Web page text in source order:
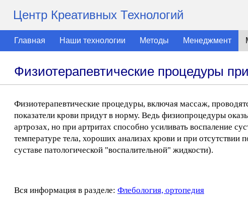
Центр Креативных Технологий
Главная Наши технологии Методы Менеджмент
Физиотерапевтические процедуры
Физиотерапевтические процедуры, включая массаж,
показатели крови придут в норму. Ведь физиопроцедуры
артрозах, но при артритах способно усиливать воспаление
температуре тела, хороших анализах крови и при отсутствии
суставе патологической "воспалительной" жидкости).
Вся информация в разделе: Флебология, ортопедия